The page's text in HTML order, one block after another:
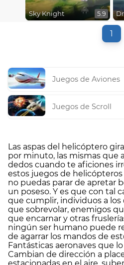
Sky Knight 5.9
1
Juegos de Aviones
Juegos de Scroll
Las aspas del helicóptero
por minuto, las mismas que
dedos cuando te aficiones
estos juegos de
no puedas parar de apretar
un poseso. Y es que con tal
que cumplir, individuos a los
que sobrevolar, enemigos
que encarnar y otras
ningún ser humano puede
de agarrar los mandos de
Fantásticas aeronaves que
Cambian de dirección a